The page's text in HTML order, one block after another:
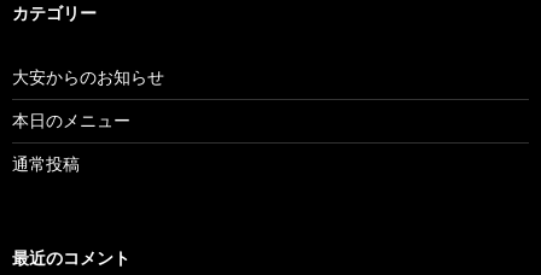
カテゴリー
大安からのお知らせ
本日のメニュー
通常投稿
最近のコメント